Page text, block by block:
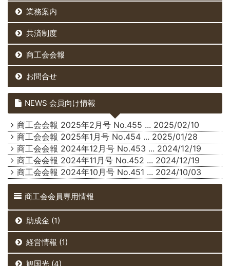
業務案内
共済制度
商工会会報
お問合せ
NEWS 会員向け情報
商工会会報 2025年2月号 No.455 ... 2025/02/10
商工会会報 2025年1月号 No.454 ... 2025/01/28
商工会会報 2024年12月号 No.453 ... 2024/12/19
商工会会報 2024年11月号 No.452 ... 2024/12/19
商工会会報 2024年10月号 No.451 ... 2024/10/03
商工会会員専用情報
助成金 (1)
経営情報 (1)
観国光 (4)